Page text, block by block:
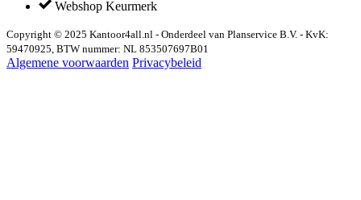
Webshop Keurmerk
Copyright © 2025 Kantoor4all.nl - Onderdeel van Planservice B.V. - KvK:
59470925, BTW nummer: NL 853507697B01
Algemene voorwaarden Privacybeleid